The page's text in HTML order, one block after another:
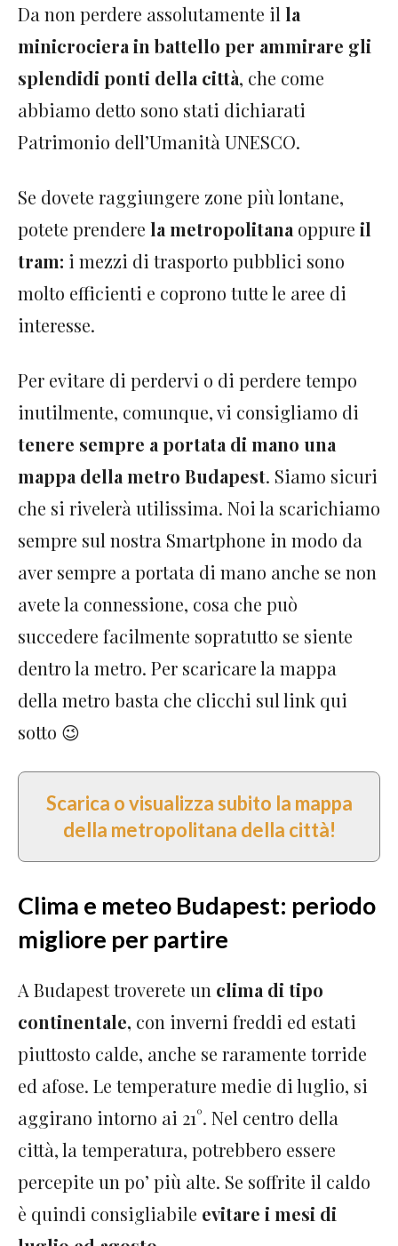
Da non perdere assolutamente il la
minicrociera in battello per ammirare gli
splendidi ponti della città, che come
abbiamo detto sono stati dichiarati
Patrimonio dell’Umanità UNESCO.
Se dovete raggiungere zone più lontane,
potete prendere la metropolitana oppure il
tram: i mezzi di trasporto pubblici sono
molto efficienti e coprono tutte le aree di
interesse.
Per evitare di perdervi o di perdere tempo
inutilmente, comunque, vi consigliamo di
tenere sempre a portata di mano una
mappa della metro Budapest. Siamo sicuri
che si rivelerà utilissima. Noi la scarichiamo
sempre sul nostra Smartphone in modo da
aver sempre a portata di mano anche se non
avete la connessione, cosa che può
succedere facilmente sopratutto se siente
dentro la metro. Per scaricare la mappa
della metro basta che clicchi sul link qui
sotto 😉
Scarica o visualizza subito la mappa
della metropolitana della città!
Clima e meteo Budapest: periodo
migliore per partire
A Budapest troverete un clima di tipo
continentale, con inverni freddi ed estati
piuttosto calde, anche se raramente torride
ed afose. Le temperature medie di luglio, si
aggirano intorno ai 21°. Nel centro della
città, la temperatura, potrebbero essere
percepite un po’ più alte. Se soffrite il caldo
è quindi consigliabile evitare i mesi di